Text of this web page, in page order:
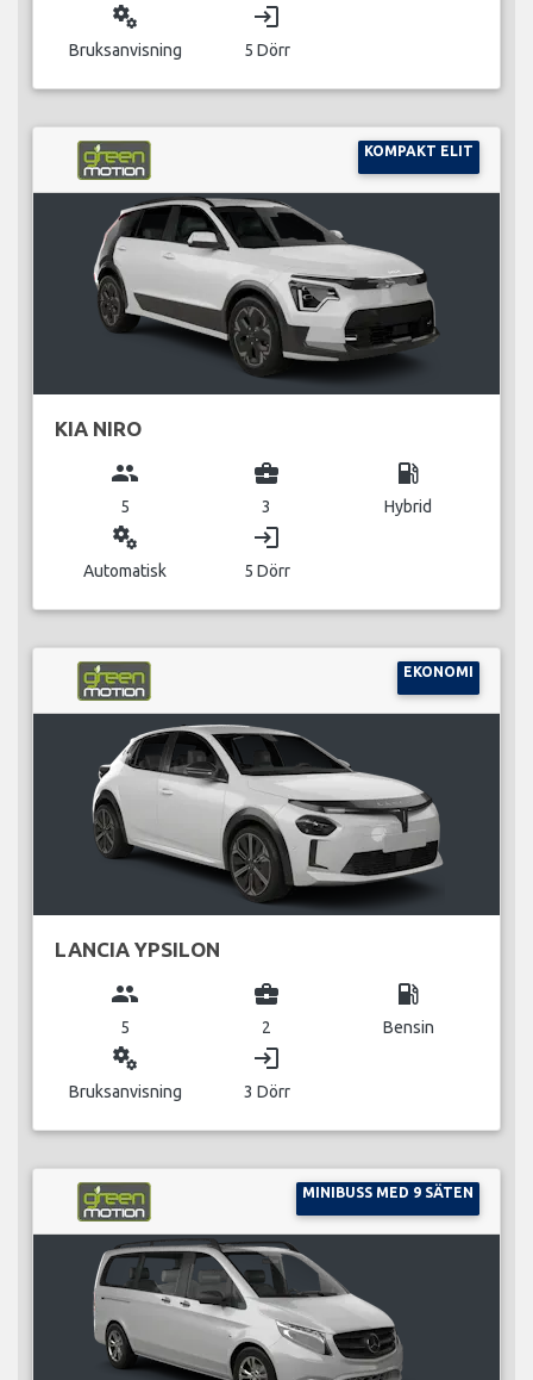
miscellaneous_services
Bruksanvisning
login
5 Dörr
KOMPAKT ELIT
KIA NIRO
group
5
business_center
3
local_gas_station
Hybrid
miscellaneous_services
Automatisk
login
5 Dörr
EKONOMI
LANCIA YPSILON
group
5
business_center
2
local_gas_station
Bensin
miscellaneous_services
Bruksanvisning
login
3 Dörr
MINIBUSS MED 9 SÄTEN